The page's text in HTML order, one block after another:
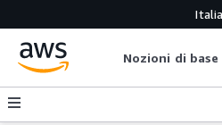
Nozioni di base